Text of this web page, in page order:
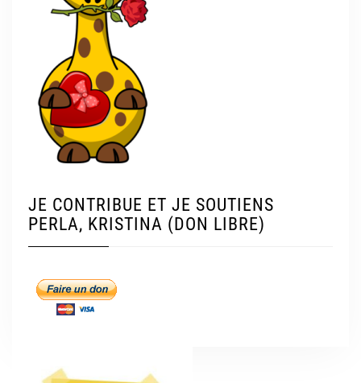
JE CONTRIBUE ET JE SOUTIENS
PERLA, KRISTINA (DON LIBRE)